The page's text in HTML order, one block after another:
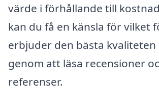
värde i förhållande till
kan du få en känsla för vilket
erbjuder den bästa kvaliteten
genom att läsa recensioner
referenser.